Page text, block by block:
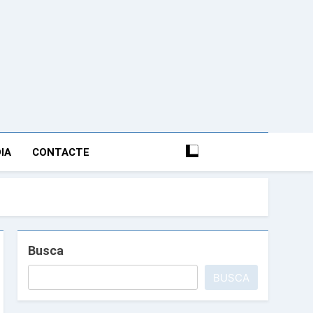
Anfós Ramon
CONTACTE
Busca
BUSCA